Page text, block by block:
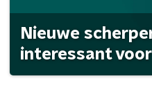
Nieuwe
interessant